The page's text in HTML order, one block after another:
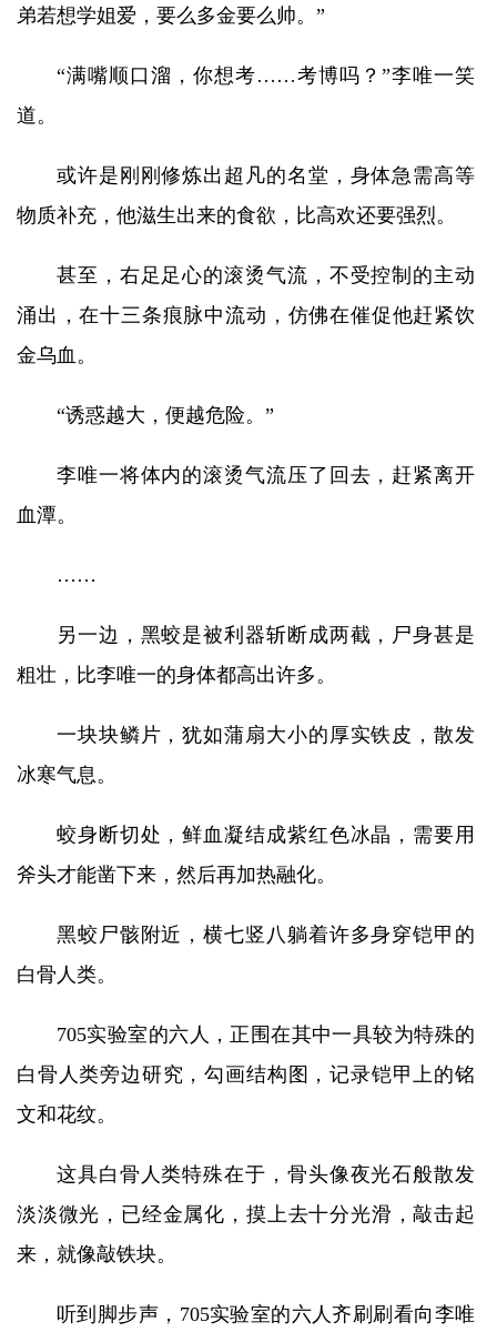
弟若想学姐爱，要么多金要么帅。”
“满嘴顺口溜，你想考……考博吗？”李唯一笑
道。
或许是刚刚修炼出超凡的名堂，身体急需高等
物质补充，他滋生出来的食欲，比高欢还要强烈。
甚至，右足足心的滚烫气流，不受控制的主动
涌出，在十三条痕脉中流动，仿佛在催促他赶紧饮
金乌血。
“诱惑越大，便越危险。”
李唯一将体内的滚烫气流压了回去，赶紧离开
血潭。
……
另一边，黑蛟是被利器斩断成两截，尸身甚是
粗壮，比李唯一的身体都高出许多。
一块块鳞片，犹如蒲扇大小的厚实铁皮，散发
冰寒气息。
蛟身断切处，鲜血凝结成紫红色冰晶，需要用
斧头才能凿下来，然后再加热融化。
黑蛟尸骸附近，横七竖八躺着许多身穿铠甲的
白骨人类。
705实验室的六人，正围在其中一具较为特殊的
白骨人类旁边研究，勾画结构图，记录铠甲上的铭
文和花纹。
这具白骨人类特殊在于，骨头像夜光石般散发
淡淡微光，已经金属化，摸上去十分光滑，敲击起
来，就像敲铁块。
听到脚步声，705实验室的六人齐刷刷看向李唯